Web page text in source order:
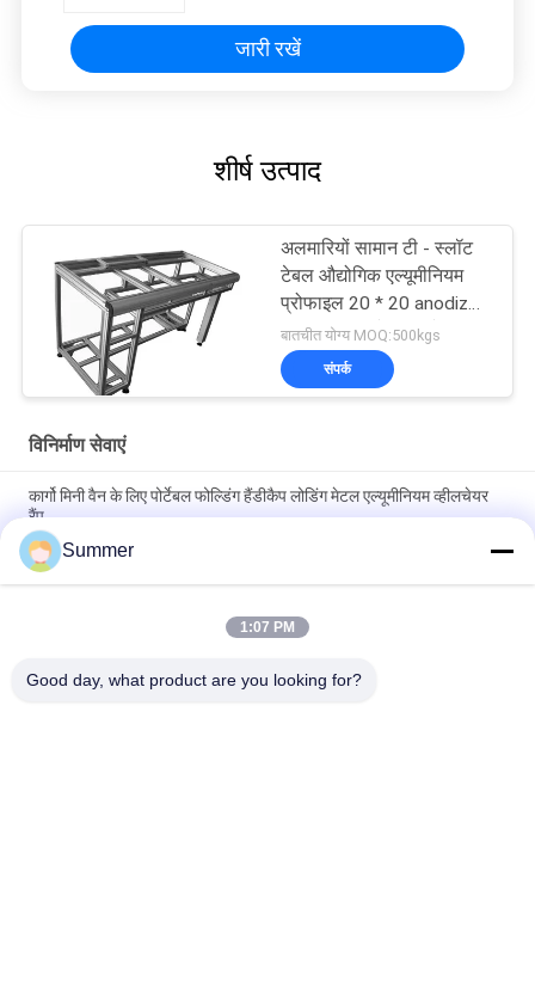
जारी रखें
शीर्ष उत्पाद
अलमारियों सामान टी - स्लॉट
टेबल औद्योगिक एल्यूमीनियम
प्रोफाइल 20 * 20 anodized
एल्यूमीनियम प्रोफाइल के साथ
बातचीत योग्य MOQ:500kgs
संपर्क
विनिर्माण सेवाएं
कार्गो मिनी वैन के लिए पोर्टेबल फोल्डिंग हैंडीकैप लोडिंग मेटल एल्यूमीनियम व्हीलचेयर
रैंप
एल्यूमिनियम एक्सट्रूज़न Z क्लिप वॉल माउंट सिस्टम आंतरिक पैनलों को लटकाने के
लिए
6082, 6061 मोटरसाइकिल एक्सेसरीज़ के लिए शेकिंग आर्म्स के लिए निर्बाध
Summer
1:07 PM
Good day, what product are you looking for?